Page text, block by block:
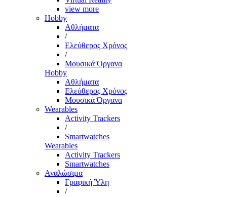
view more
Hobby
Αθλήματα
/
Ελεύθερος Χρόνος
/
Μουσικά Όργανα
Hobby
Αθλήματα
Ελεύθερος Χρόνος
Μουσικά Όργανα
Wearables
Activity Trackers
/
Smartwatches
Wearables
Activity Trackers
Smartwatches
Αναλώσιμα
Γραφική Ύλη
/